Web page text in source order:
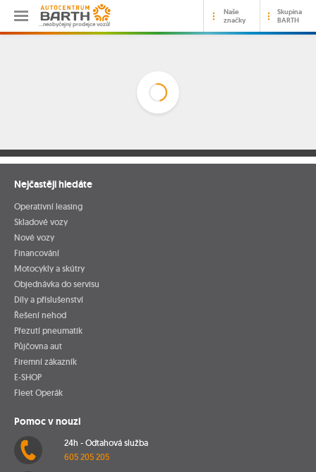
…neobyčejný prodejce vozů!
Naše
značky
Skupina
BARTH
Nejčastěji hledáte
Operativní leasing
Skladové vozy
Nové vozy
Financování
Motocykly a skútry
Objednávka do servisu
Díly a příslušenství
Řešení nehod
Přezutí pneumatik
Půjčovna aut
Firemní zákazník
E-SHOP
Fleet Operák
Pomoc v nouzi
24h - Odtahová služba
605 205 205